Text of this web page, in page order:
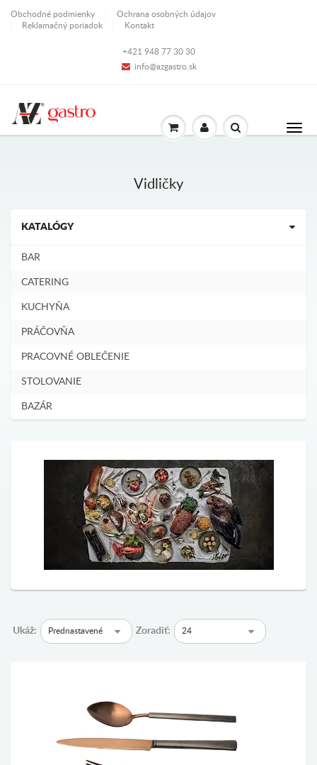
Obchodné podmienky
Ochrana osobných údajov
Reklamačný poriadok
Kontakt
+421 948 77 30 30
info@azgastro.sk
Vidličky
KATALÓGY
BAR
CATERING
KUCHYŇA
PRÁČOVŇA
PRACOVNÉ OBLEČENIE
STOLOVANIE
BAZÁR
Ukáž: Prednastavené Zoradiť: 24